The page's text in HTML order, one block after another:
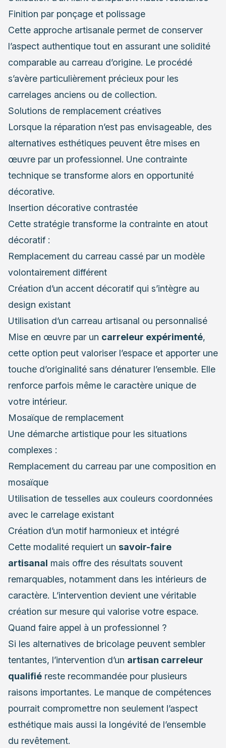
Finition par ponçage et polissage
Cette approche artisanale permet de conserver
l’aspect authentique tout en assurant une solidité
comparable au carreau d’origine. Le procédé
s’avère particulièrement précieux pour les
carrelages anciens ou de collection.
Solutions de remplacement créatives
Lorsque la réparation n’est pas envisageable, des
alternatives esthétiques peuvent être mises en
œuvre par un professionnel. Une contrainte
technique se transforme alors en opportunité
décorative.
Insertion décorative contrastée
Cette stratégie transforme la contrainte en atout
décoratif :
Remplacement du carreau cassé par un modèle
volontairement différent
Création d’un accent décoratif qui s’intègre au
design existant
Utilisation d’un carreau artisanal ou personnalisé
Mise en œuvre par un carreleur expérimenté,
cette option peut valoriser l’espace et apporter une
touche d’originalité sans dénaturer l’ensemble. Elle
renforce parfois même le caractère unique de
votre intérieur.
Mosaïque de remplacement
Une démarche artistique pour les situations
complexes :
Remplacement du carreau par une composition en
mosaïque
Utilisation de tesselles aux couleurs coordonnées
avec le carrelage existant
Création d’un motif harmonieux et intégré
Cette modalité requiert un savoir-faire
artisanal mais offre des résultats souvent
remarquables, notamment dans les intérieurs de
caractère. L’intervention devient une véritable
création sur mesure qui valorise votre espace.
Quand faire appel à un professionnel ?
Si les alternatives de bricolage peuvent sembler
tentantes, l’intervention d’un artisan carreleur
qualifié reste recommandée pour plusieurs
raisons importantes. Le manque de compétences
pourrait compromettre non seulement l’aspect
esthétique mais aussi la longévité de l’ensemble
du revêtement.